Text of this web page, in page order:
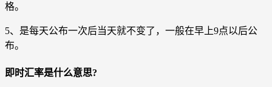
格。
5、是每天公布一次后当天就不变了，一般在早上9点以后公
布。
即时汇率是什么意思?